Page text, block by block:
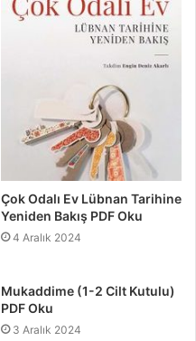
Çok Odalı Ev Lübnan Tarihine
Yeniden Bakış PDF Oku
4 Aralık 2024
Mukaddime (1-2 Cilt Kutulu)
PDF Oku
3 Aralık 2024